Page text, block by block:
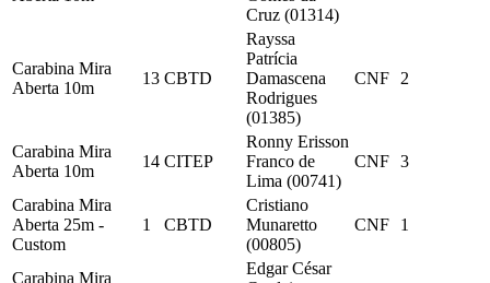
Cruz (01314)
Carabina Mira
Aberta 10m
13 CBTD
Rayssa
Patrícia
Damascena
Rodrigues
(01385)
CNF 2
Carabina Mira
Aberta 10m
14 CITEP
Ronny Erisson
Franco de
Lima (00741)
CNF 3
Carabina Mira
Aberta 25m -
Custom
1 CBTD
Cristiano
Munaretto
(00805)
CNF 1
Carabina Mira
Edgar César